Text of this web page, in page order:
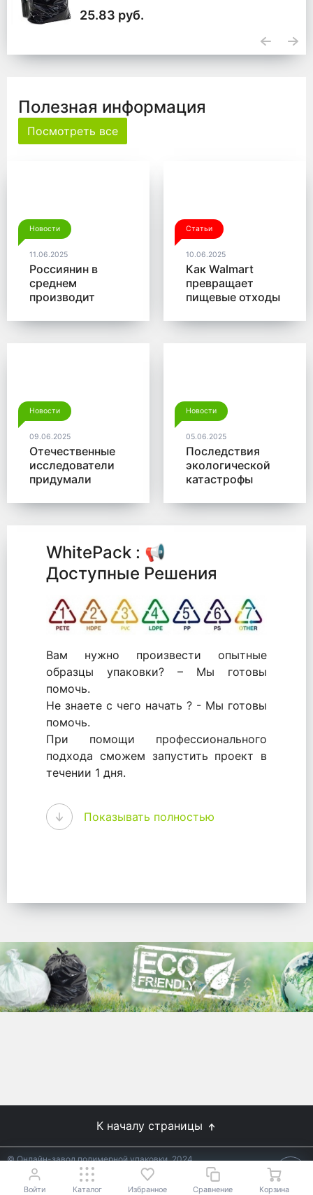
25.83 руб.
Полезная информация
Посмотреть все
Новости
11.06.2025
Россиянин в
среднем
производит
мусора в год
Статьи
10.06.2025
Как Walmart
превращает
пищевые отходы
Новости
09.06.2025
Отечественные
исследователи
придумали
для утилизации
Новости
05.06.2025
Последствия
экологической
катастрофы
микробы от
WhitePack : 📢
Доступные Решения
Вам нужно произвести опытные
образцы упаковки? – Мы готовы
помочь.
Не знаете с чего начать ? - Мы готовы
помочь.
При помощи профессионального
подхода сможем запустить проект в
течении 1 дня.
WhitePack - перерабатываем пластик.
Мы принимали самое активное
участие в становлении этого рынка в
упаковке, и сегодня мы перешли в
Используйте готовые решения от
лидеров отрасли.
WhitePack
8 (495) 204-18-49
Показывать полностью
К началу страницы
© Онлайн-завод полимерной упаковки, 2024
Не является публичной офертой.Условия уточняйте у
менеджеров.
Войти Каталог Избранное Сравнение Корзина